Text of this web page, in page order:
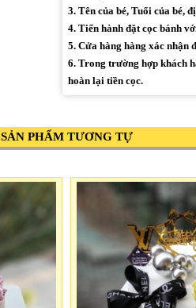
3. Tên của bé, Tuổi của bé,
4. Tiến hành đặt cọc bánh
5. Cửa hàng hàng xác nhận
6. Trong trường hợp khách
hoàn lại tiền cọc.
SẢN PHẨM TƯƠNG TỰ